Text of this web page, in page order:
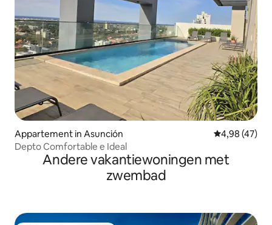
Appartement in Asunción Gemiddelde
4,98 (47)
Depto Comfortable e Ideal
Andere vakantiewoningen met
zwembad